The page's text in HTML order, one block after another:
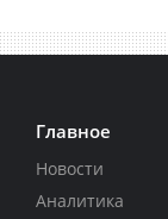
Главное
Новости
Аналитика